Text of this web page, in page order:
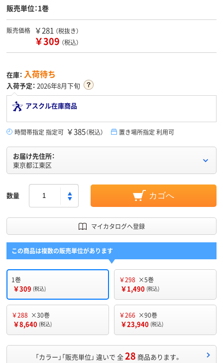
販売単位：1巻
販売価格 ￥281 （税抜き）
￥309 （税込）
在庫： 入荷待ち
入荷予定： 2026年8月下旬
アスクル在庫商品
時間帯指定 指定可 ￥385（税込） 置き場所指定 利用可
お届け先住所：
東京都江東区
数量 カゴへ
マイカタログへ登録
この商品は複数の販売単位があります
1巻
￥309 (税込)
￥298 ×5巻
￥1,490 (税込)
￥288 ×30巻
￥8,640 (税込)
￥266 ×90巻
￥23,940 (税込)
「カラー」「販売単位」 違いで 全28 商品あります。